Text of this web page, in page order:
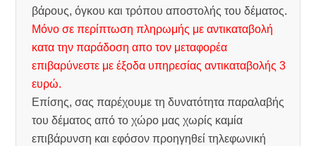
βάρους, όγκου και τρόπου αποστολής του δέματος.
Μόνο σε περίπτωση πληρωμής με αντικαταβολή
κατα την παράδοση απο τον μεταφορέα
επιβαρύνεστε με έξοδα υπηρεσίας αντικαταβολής 3
ευρώ.
Επίσης, σας παρέχουμε τη δυνατότητα παραλαβής
του δέματος από το χώρο μας χωρίς καμία
επιβάρυνση και εφόσον προηγηθεί τηλεφωνική